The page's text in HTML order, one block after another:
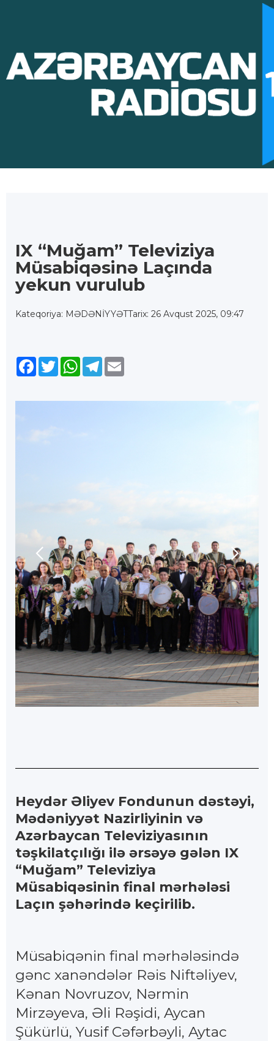
IX “Muğam” Televiziya
Müsabiqəsinə Laçında
yekun vurulub
Kateqoriya: MƏDƏNİYYƏTTarix: 26 Avqust 2025, 09:47
Facebook
TwitterWhatsApp
Telegram
Heydər Əliyev Fondunun dəstəyi,
Mədəniyyət Nazirliyinin və
Azərbaycan Televiziyasının
təşkilatçılığı ilə ərsəyə gələn IX
“Muğam” Televiziya
Müsabiqəsinin final mərhələsi
Laçın şəhərində keçirilib.
Müsabiqənin final mərhələsində
gənc xanəndələr Rəis Niftəliyev,
Kənan Novruzov, Nərmin
Mirzəyeva, Əli Rəşidi, Aycan
Şükürlü, Yusif Cəfərbəyli, Aytac